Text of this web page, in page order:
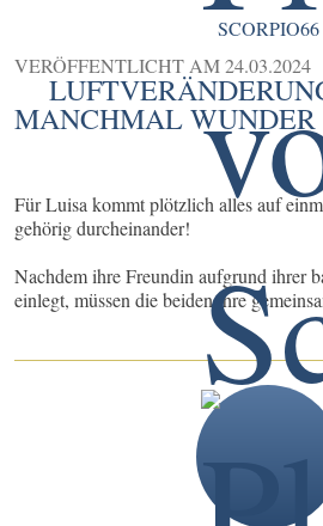
SCORPIO66
VERÖFFENTLICHT AM24.03.2024
MANCHMAL WUNDER
Für Luisa kommt plötzlich alles auf
gehörig durcheinander!
Nachdem ihre Freundin aufgrund ihrer
einlegt, müssen die beiden ihre